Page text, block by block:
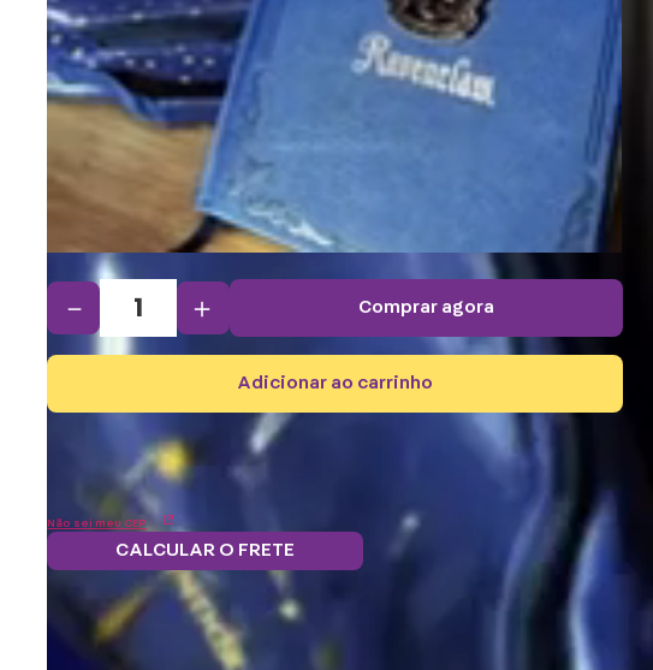
＋
－ comprar agora
adicionar ao carrinho
Não sei meu CEP
CALCULAR O FRETE